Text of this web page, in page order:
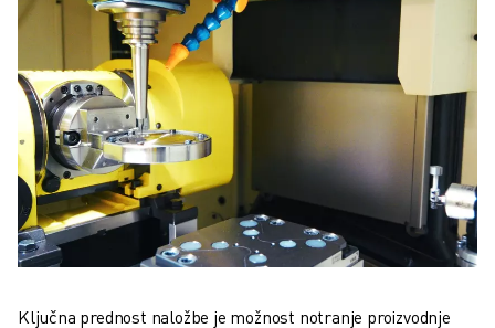
Ključna prednost naložbe je možnost notranje proizvodnje